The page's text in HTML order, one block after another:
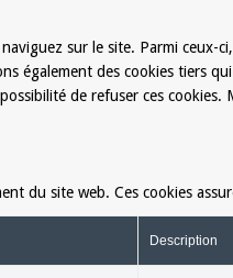
sur le site. Parmi
également des cookies tiers
de refuser ces
du site web. Ces cookies
Description